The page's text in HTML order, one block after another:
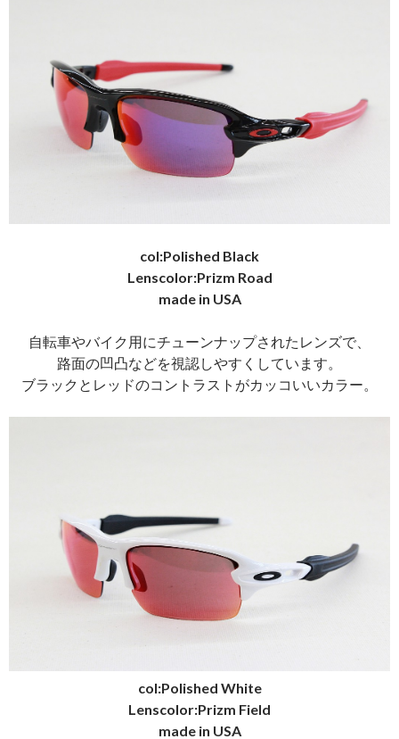
col:Polished Black
Lenscolor:Prizm Road
made in USA
自転車やバイク用にチューンナップされたレンズで、
路面の凹凸などを視認しやすくしています。
ブラックとレッドのコントラストがカッコいいカラー。
col:Polished White
Lenscolor:Prizm Field
made in USA